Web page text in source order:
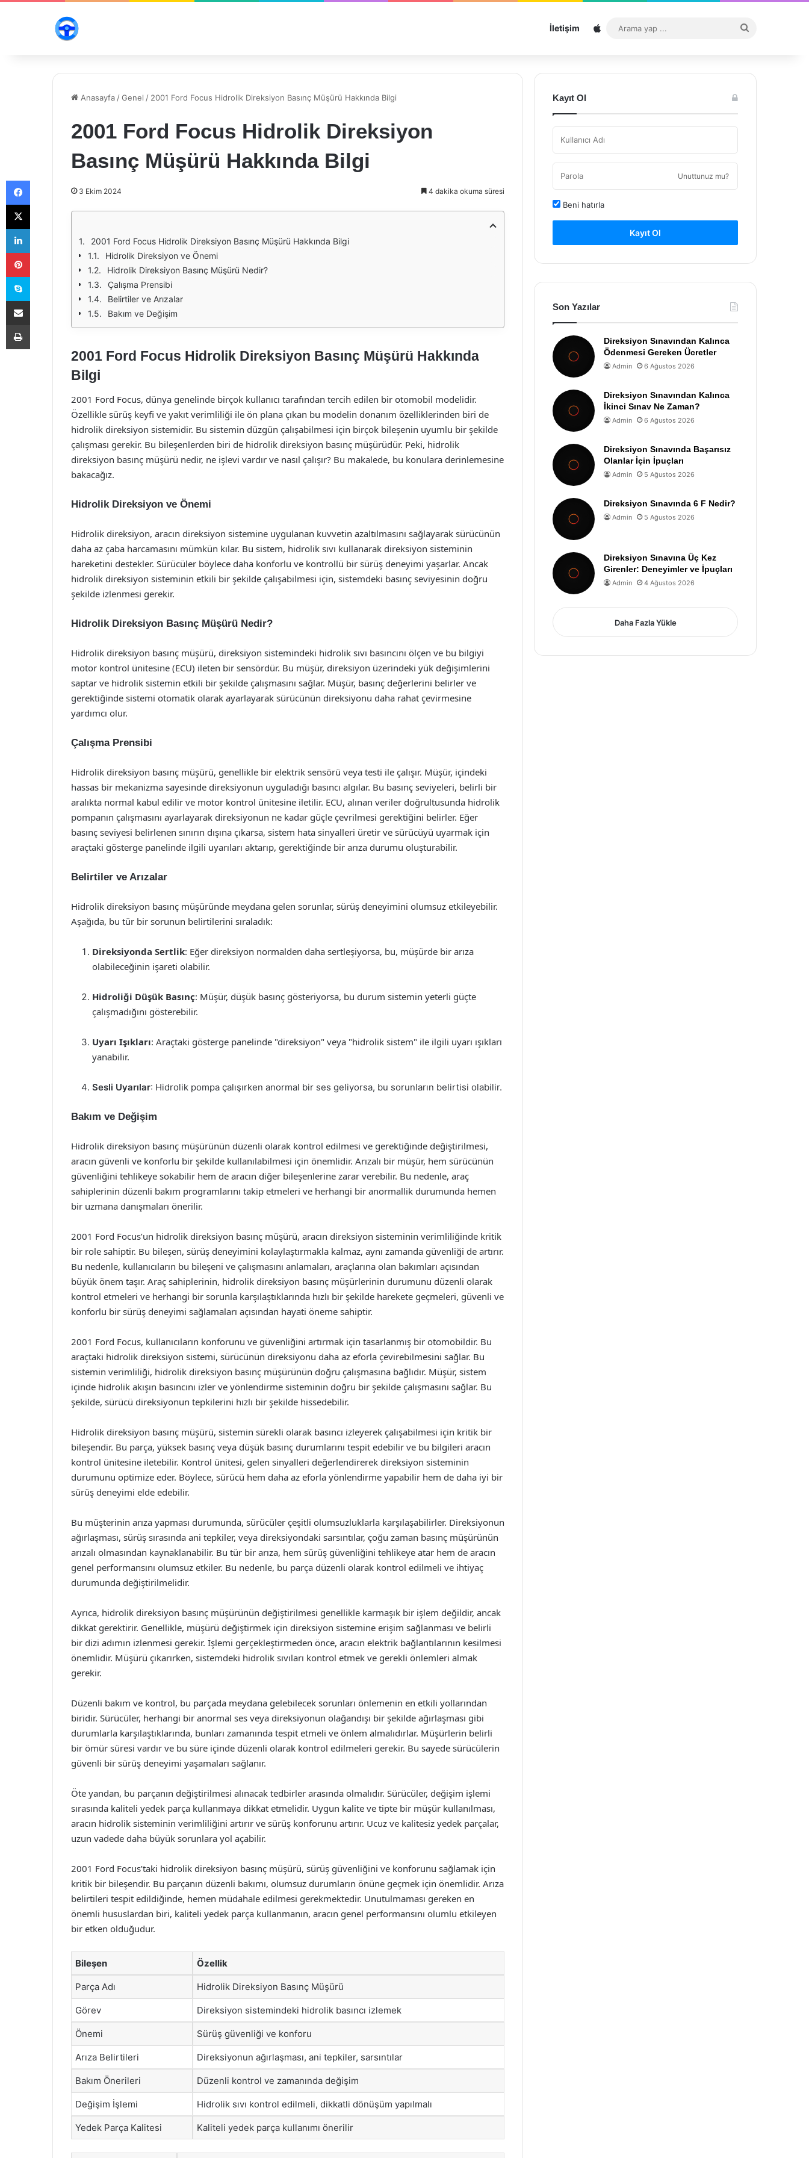
İletişim Sitemap
...
Anasayfa /Genel / 2001 Ford Focus Hidrolik Direksiyon Basınç Müşürü Hakkında Bilgi
2001 Ford Focus Hidrolik Direksiyon
Basınç Müşürü Hakkında Bilgi
3 Ekim 2024 4 dakika okuma süresi
2001 Ford Focus Hidrolik Direksiyon Basınç Müşürü Hakkında Bilgi
Hidrolik Direksiyon ve Önemi
Hidrolik Direksiyon Basınç Müşürü Nedir?
Çalışma Prensibi
Belirtiler ve Arızalar
Bakım ve Değişim
2001 Ford Focus Hidrolik Direksiyon Basınç Müşürü Hakkında
Bilgi
2001 Ford Focus, dünya genelinde birçok kullanıcı tarafından tercih edilen bir otomobil modelidir.
Özellikle sürüş keyfi ve yakıt verimliliği ile ön plana çıkan bu modelin donanım özelliklerinden biri de
hidrolik direksiyon sistemidir. Bu sistemin düzgün çalışabilmesi için birçok bileşenin uyumlu bir şekilde
çalışması gerekir. Bu bileşenlerden biri de hidrolik direksiyon basınç müşürüdür. Peki, hidrolik
direksiyon basınç müşürü nedir, ne işlevi vardır ve nasıl çalışır? Bu makalede, bu konulara derinlemesine
bakacağız.
Hidrolik Direksiyon ve Önemi
Hidrolik direksiyon, aracın direksiyon sistemine uygulanan kuvvetin azaltılmasını sağlayarak sürücünün
daha az çaba harcamasını mümkün kılar. Bu sistem, hidrolik sıvı kullanarak direksiyon sisteminin
hareketini destekler. Sürücüler böylece daha konforlu ve kontrollü bir sürüş deneyimi yaşarlar. Ancak
hidrolik direksiyon sisteminin etkili bir şekilde çalışabilmesi için, sistemdeki basınç seviyesinin doğru
şekilde izlenmesi gerekir.
Hidrolik Direksiyon Basınç Müşürü Nedir?
Hidrolik direksiyon basınç müşürü, direksiyon sistemindeki hidrolik sıvı basıncını ölçen ve bu bilgiyi
motor kontrol ünitesine (ECU) ileten bir sensördür. Bu müşür, direksiyon üzerindeki yük değişimlerini
saptar ve hidrolik sistemin etkili bir şekilde çalışmasını sağlar. Müşür, basınç değerlerini belirler ve
gerektiğinde sistemi otomatik olarak ayarlayarak sürücünün direksiyonu daha rahat çevirmesine
yardımcı olur.
Çalışma Prensibi
Hidrolik direksiyon basınç müşürü, genellikle bir elektrik sensörü veya testi ile çalışır. Müşür, içindeki
hassas bir mekanizma sayesinde direksiyonun uyguladığı basıncı algılar. Bu basınç seviyeleri, belirli bir
aralıkta normal kabul edilir ve motor kontrol ünitesine iletilir. ECU, alınan veriler doğrultusunda hidrolik
pompanın çalışmasını ayarlayarak direksiyonun ne kadar güçle çevrilmesi gerektiğini belirler. Eğer
basınç seviyesi belirlenen sınırın dışına çıkarsa, sistem hata sinyalleri üretir ve sürücüyü uyarmak için
araçtaki gösterge panelinde ilgili uyarıları aktarıp, gerektiğinde bir arıza durumu oluşturabilir.
Belirtiler ve Arızalar
Hidrolik direksiyon basınç müşüründe meydana gelen sorunlar, sürüş deneyimini olumsuz etkileyebilir.
Aşağıda, bu tür bir sorunun belirtilerini sıraladık:
Direksiyonda Sertlik: Eğer direksiyon normalden daha sertleşiyorsa, bu, müşürde bir arıza
olabileceğinin işareti olabilir.
Hidroliği Düşük Basınç: Müşür, düşük basınç gösteriyorsa, bu durum sistemin yeterli güçte
çalışmadığını gösterebilir.
Uyarı Işıkları: Araçtaki gösterge panelinde "direksiyon" veya "hidrolik sistem" ile ilgili uyarı ışıkları
yanabilir.
Sesli Uyarılar: Hidrolik pompa çalışırken anormal bir ses geliyorsa, bu sorunların belirtisi olabilir.
Bakım ve Değişim
Hidrolik direksiyon basınç müşürünün düzenli olarak kontrol edilmesi ve gerektiğinde değiştirilmesi,
aracın güvenli ve konforlu bir şekilde kullanılabilmesi için önemlidir. Arızalı bir müşür, hem sürücünün
güvenliğini tehlikeye sokabilir hem de aracın diğer bileşenlerine zarar verebilir. Bu nedenle, araç
sahiplerinin düzenli bakım programlarını takip etmeleri ve herhangi bir anormallik durumunda hemen
bir uzmana danışmaları önerilir.
2001 Ford Focus’un hidrolik direksiyon basınç müşürü, aracın direksiyon sisteminin verimliliğinde kritik
bir role sahiptir. Bu bileşen, sürüş deneyimini kolaylaştırmakla kalmaz, aynı zamanda güvenliği de artırır.
Bu nedenle, kullanıcıların bu bileşeni ve çalışmasını anlamaları, araçlarına olan bakımları açısından
büyük önem taşır. Araç sahiplerinin, hidrolik direksiyon basınç müşürlerinin durumunu düzenli olarak
kontrol etmeleri ve herhangi bir sorunla karşılaştıklarında hızlı bir şekilde harekete geçmeleri, güvenli ve
konforlu bir sürüş deneyimi sağlamaları açısından hayati öneme sahiptir.
2001 Ford Focus, kullanıcıların konforunu ve güvenliğini artırmak için tasarlanmış bir otomobildir. Bu
araçtaki hidrolik direksiyon sistemi, sürücünün direksiyonu daha az eforla çevirebilmesini sağlar. Bu
sistemin verimliliği, hidrolik direksiyon basınç müşürünün doğru çalışmasına bağlıdır. Müşür, sistem
içinde hidrolik akışın basıncını izler ve yönlendirme sisteminin doğru bir şekilde çalışmasını sağlar. Bu
şekilde, sürücü direksiyonun tepkilerini hızlı bir şekilde hissedebilir.
Hidrolik direksiyon basınç müşürü, sistemin sürekli olarak basıncı izleyerek çalışabilmesi için kritik bir
bileşendir. Bu parça, yüksek basınç veya düşük basınç durumlarını tespit edebilir ve bu bilgileri aracın
kontrol ünitesine iletebilir. Kontrol ünitesi, gelen sinyalleri değerlendirerek direksiyon sisteminin
durumunu optimize eder. Böylece, sürücü hem daha az eforla yönlendirme yapabilir hem de daha iyi bir
sürüş deneyimi elde edebilir.
Bu müşterinin arıza yapması durumunda, sürücüler çeşitli olumsuzluklarla karşılaşabilirler. Direksiyonun
ağırlaşması, sürüş sırasında ani tepkiler, veya direksiyondaki sarsıntılar, çoğu zaman basınç müşürünün
arızalı olmasından kaynaklanabilir. Bu tür bir arıza, hem sürüş güvenliğini tehlikeye atar hem de aracın
genel performansını olumsuz etkiler. Bu nedenle, bu parça düzenli olarak kontrol edilmeli ve ihtiyaç
durumunda değiştirilmelidir.
Ayrıca, hidrolik direksiyon basınç müşürünün değiştirilmesi genellikle karmaşık bir işlem değildir, ancak
dikkat gerektirir. Genellikle, müşürü değiştirmek için direksiyon sistemine erişim sağlanması ve belirli
bir dizi adımın izlenmesi gerekir. İşlemi gerçekleştirmeden önce, aracın elektrik bağlantılarının kesilmesi
önemlidir. Müşürü çıkarırken, sistemdeki hidrolik sıvıları kontrol etmek ve gerekli önlemleri almak
gerekir.
Düzenli bakım ve kontrol, bu parçada meydana gelebilecek sorunları önlemenin en etkili yollarından
biridir. Sürücüler, herhangi bir anormal ses veya direksiyonun olağandışı bir şekilde ağırlaşması gibi
durumlarla karşılaştıklarında, bunları zamanında tespit etmeli ve önlem almalıdırlar. Müşürlerin belirli
bir ömür süresi vardır ve bu süre içinde düzenli olarak kontrol edilmeleri gerekir. Bu sayede sürücülerin
güvenli bir sürüş deneyimi yaşamaları sağlanır.
Öte yandan, bu parçanın değiştirilmesi alınacak tedbirler arasında olmalıdır. Sürücüler, değişim işlemi
sırasında kaliteli yedek parça kullanmaya dikkat etmelidir. Uygun kalite ve tipte bir müşür kullanılması,
aracın hidrolik sisteminin verimliliğini artırır ve sürüş konforunu artırır. Ucuz ve kalitesiz yedek parçalar,
uzun vadede daha büyük sorunlara yol açabilir.
2001 Ford Focus’taki hidrolik direksiyon basınç müşürü, sürüş güvenliğini ve konforunu sağlamak için
kritik bir bileşendir. Bu parçanın düzenli bakımı, olumsuz durumların önüne geçmek için önemlidir. Arıza
belirtileri tespit edildiğinde, hemen müdahale edilmesi gerekmektedir. Unutulmaması gereken en
önemli hususlardan biri, kaliteli yedek parça kullanmanın, aracın genel performansını olumlu etkileyen
bir etken olduğudur.
Bileşen Özellik
Parça Adı Hidrolik Direksiyon Basınç Müşürü
Görev Direksiyon sistemindeki hidrolik basıncı izlemek
Önemi Sürüş güvenliği ve konforu
Arıza Belirtileri Direksiyonun ağırlaşması, ani tepkiler, sarsıntılar
Bakım Önerileri Düzenli kontrol ve zamanında değişim
Değişim İşlemi Hidrolik sıvı kontrol edilmeli, dikkatli dönüşüm yapılmalı
Yedek Parça Kalitesi Kaliteli yedek parça kullanımı önerilir
Kayıt Ol
Unuttunuz mu?
Beni hatırla
Kayıt Ol
Son Yazılar
Direksiyon Sınavından Kalınca
Ödenmesi Gereken Ücretler
Admin 6 Ağustos 2026
Direksiyon Sınavından Kalınca
İkinci Sınav Ne Zaman?
Admin 6 Ağustos 2026
Direksiyon Sınavında Başarısız
Olanlar İçin İpuçları
Admin 5 Ağustos 2026
Direksiyon Sınavında 6 F Nedir?
Admin 5 Ağustos 2026
Direksiyon Sınavına Üç Kez
Girenler: Deneyimler ve İpuçları
Admin 4 Ağustos 2026
Daha Fazla Yükle
Facebook
X
LinkedIn
Pinterest
Skype
E-Posta ile paylaş